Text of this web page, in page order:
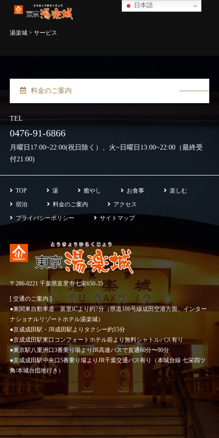
湯楽城 > サービス
料金のご案内
TEL
0476-91-6866
月曜日17:00~22:00(祝日除く）、火~日曜日13:00~22:00（最終受
付21:00)
TOP 湯 癒やし お食事
楽しむ
宿泊
料金のご案内
アクセス
プライバシーポリシー
サイトマップ
〒286-0221 千葉県富里市七栄650-35
[ 交通のご案内 ]
●東関東自動車道 富里ICより約7分（県道106号線成田空港方面、インター
ナショナルリゾートホテル湯楽城）
●京成成田駅・JR成田駅よりタクシー約15分
●京成成田駅東口コンフォートホテル前より無料シャトルバス有り
●東京駅八重洲口3番乗り場よりJR高速バスで直通60分〜90分
●京成成田駅中央口5番乗り場よりJR千葉交通バス有り（本城台線 七栄四ツ
角/本城台団地行き）
日本語